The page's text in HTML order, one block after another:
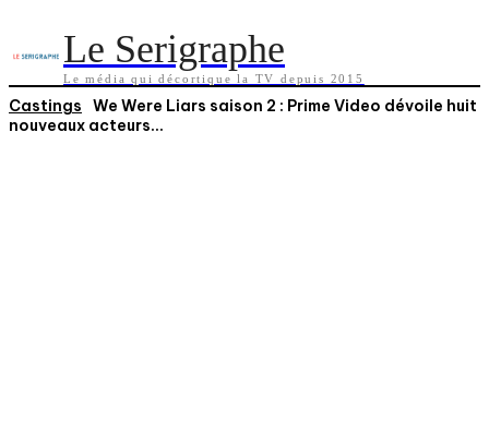
Le Serigraphe
Le média qui décortique la TV depuis 2015
Castings
We Were Liars saison 2 : Prime Video dévoile huit
nouveaux acteurs...